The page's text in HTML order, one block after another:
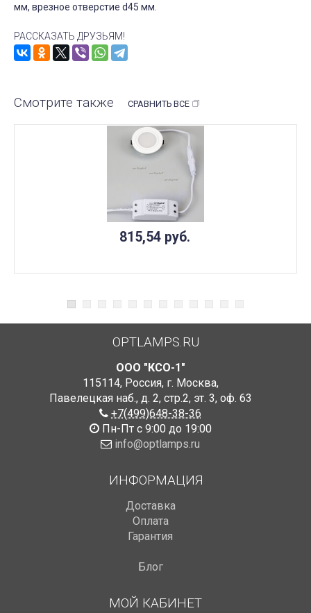
мм, врезное отверстие d45 мм.
РАССКАЗАТЬ ДРУЗЬЯМ!
Смотрите также СРАВНИТЬ ВСЕ
815,54 руб.
OPTLAMPS.RU
ООО "КСО-1"
115114, Россия, г. Москва,
Павелецкая наб., д. 2, стр.2, эт. 3, оф. 63
+7(499)648-38-36
Пн-Пт с 9:00 до 19:00
info@optlamps.ru
ИНФОРМАЦИЯ
Доставка
Оплата
Гарантия
Блог
МОЙ КАБИНЕТ